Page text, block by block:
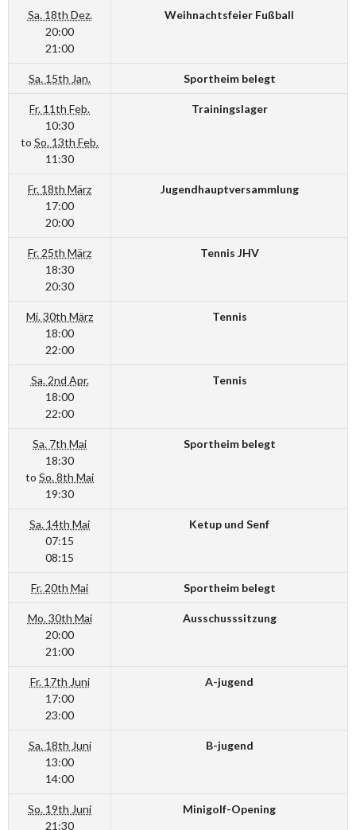
Sa. 18th Dez.
20:00
21:00
Weihnachtsfeier Fußball
Sa. 15th Jan. Sportheim belegt
Fr. 11th Feb.
10:30
to So. 13th Feb.
11:30
Trainingslager
Fr. 18th März
17:00
20:00
Jugendhauptversammlung
Fr. 25th März
18:30
20:30
Tennis JHV
Mi. 30th März
18:00
22:00
Tennis
Sa. 2nd Apr.
18:00
22:00
Tennis
Sa. 7th Mai
18:30
to So. 8th Mai
19:30
Sportheim belegt
Sa. 14th Mai
07:15
08:15
Ketup und Senf
Fr. 20th Mai Sportheim belegt
Mo. 30th Mai
20:00
21:00
Ausschusssitzung
Fr. 17th Juni
17:00
23:00
A-jugend
Sa. 18th Juni
13:00
14:00
B-jugend
So. 19th Juni
21:30
Minigolf-Opening